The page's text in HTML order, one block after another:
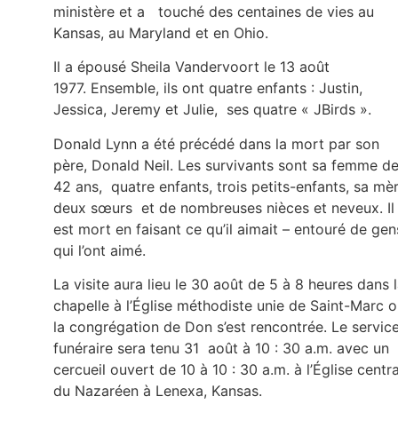
ministère et a touché des centaines de vies au
Kansas, au Maryland et en Ohio.
Il a épousé Sheila Vandervoort le 13 août
1977. Ensemble, ils ont quatre enfants : Justin,
Jessica, Jeremy et Julie, ses quatre « JBirds ».
Donald Lynn a été précédé dans la mort par son
père, Donald Neil. Les survivants sont sa femme de
42 ans, quatre enfants, trois petits-enfants, sa
deux sœurs et de nombreuses nièces et neveux. Il
est mort en faisant ce qu’il aimait – entouré de
qui l’ont aimé.
La visite aura lieu le 30 août de 5 à 8 heures dans
chapelle à l’Église méthodiste unie de Saint-Marc
la congrégation de Don s’est rencontrée. Le
funéraire sera tenu 31 août à 10 : 30 a.m. avec un
cercueil ouvert de 10 à 10 : 30 a.m. à l’Église
du Nazaréen à Lenexa, Kansas.